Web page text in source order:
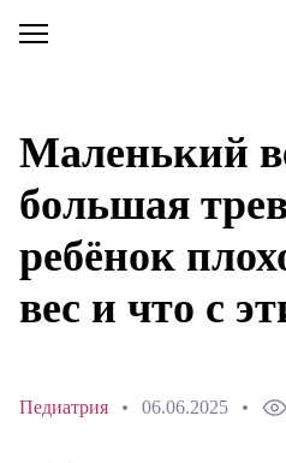
Маленький
большая
ребёнок
вес и что с
Педиатрия 06.06.2025